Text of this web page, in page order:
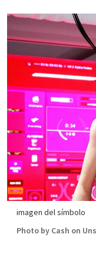
imagen del símbolo
Photo by Cash on